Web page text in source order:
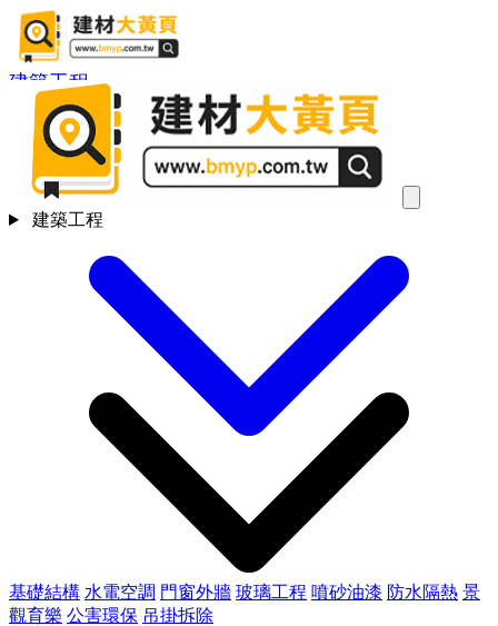
建築工程
基礎結構 水電空調 門窗外牆 玻璃工程 噴砂油漆 防水隔熱 景
觀育樂 公害環保 吊掛拆除
建築工程